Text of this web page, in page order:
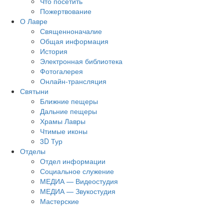
Пожертвование
О Лавре
Священноначалие
Общая информация
История
Электронная библиотека
Фотогалерея
Онлайн-трансляция
Святыни
Ближние пещеры
Дальние пещеры
Храмы Лавры
Чтимые иконы
3D Тур
Отделы
Отдел информации
Социальное служение
МЕДИА — Видеостудия
МЕДИА — Звукостудия
Мастерские